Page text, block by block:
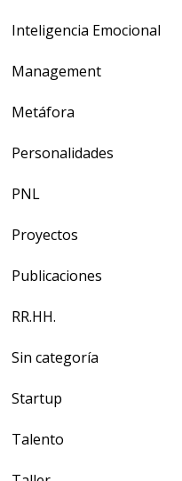
Inteligencia Emocional
Management
Metáfora
Personalidades
PNL
Proyectos
Publicaciones
RR.HH.
Sin categoría
Startup
Talento